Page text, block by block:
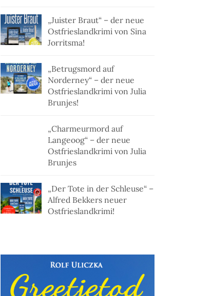
„Juister Braut“ – der neue
Ostfrieslandkrimi von Sina
Jorritsma!
„Betrugsmord auf
Norderney“ – der neue
Ostfrieslandkrimi von Julia
Brunjes!
„Charmeurmord auf
Langeoog“ – der neue
Ostfrieslandkrimi von Julia
Brunjes
„Der Tote in der Schleuse“ –
Alfred Bekkers neuer
Ostfrieslandkrimi!